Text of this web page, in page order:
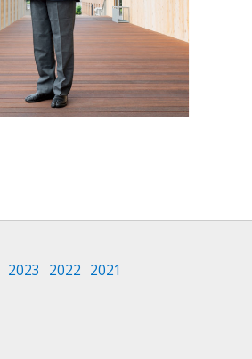
2023 2022 2021